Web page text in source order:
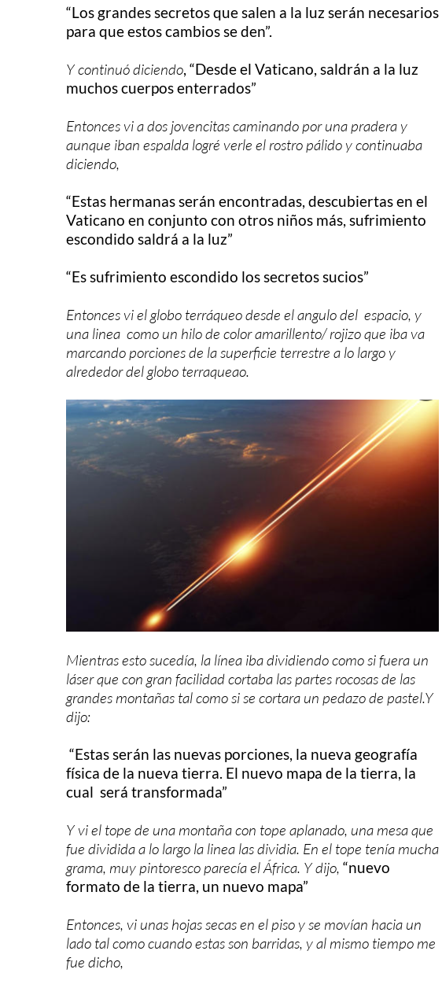
“Los grandes secretos que salen a la luz serán necesarios
para que estos cambios se den”.
Y continuó diciendo, “Desde el Vaticano, saldrán a la luz
muchos cuerpos enterrados”
Entonces vi a dos jovencitas caminando por una pradera y
aunque iban espalda logré verle el rostro pálido y continuaba
diciendo,
“Estas hermanas serán encontradas, descubiertas en el
Vaticano en conjunto con otros niños más, sufrimiento
escondido saldrá a la luz”
“Es sufrimiento escondido los secretos sucios”
Entonces vi el globo terráqueo desde el angulo del espacio, y
una linea como un hilo de color amarillento/ rojizo que iba va
marcando porciones de la superficie terrestre a lo largo y
alrededor del globo terraqueao.
Mientras esto sucedía, la línea iba dividiendo como si fuera un
láser que con gran facilidad cortaba las partes rocosas de las
grandes montañas tal como si se cortara un pedazo de pastel.Y
dijo:
“Estas serán las nuevas porciones, la nueva geografía
física de la nueva tierra. El nuevo mapa de la tierra, la
cual será transformada”
Y vi el tope de una montaña con tope aplanado, una mesa que
fue dividida a lo largo la linea las dividia. En el tope tenía mucha
grama, muy pintoresco parecía el África. Y dijo, “nuevo
formato de la tierra, un nuevo mapa”
Entonces, vi unas hojas secas en el piso y se movían hacia un
lado tal como cuando estas son barridas, y al mismo tiempo me
fue dicho,